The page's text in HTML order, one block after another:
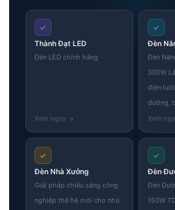
✓
Thành Đạt LED
Đèn LED chính hãng
✓
Đèn
Đèn
300W
điện
đường,
✓
Đèn Nhà Xưởng
Giải pháp chiếu sáng công
nghiệp thế hệ mới cho nhà
✓
Đèn
Đèn
150W